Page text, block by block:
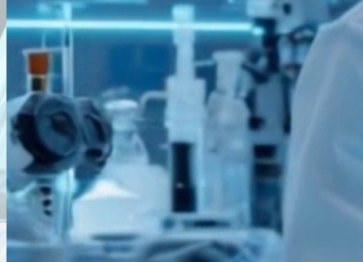
Tenemos
soluciones químicas
participando en
muchos mercados
Saber más